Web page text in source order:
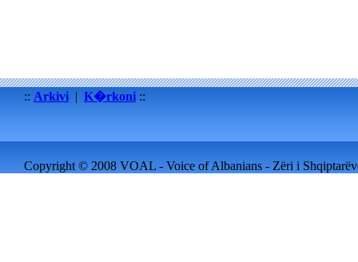
:: Arkivi | K�rkoni ::
Copyright © 2008 VOAL - Voice of Albanians - Zëri i